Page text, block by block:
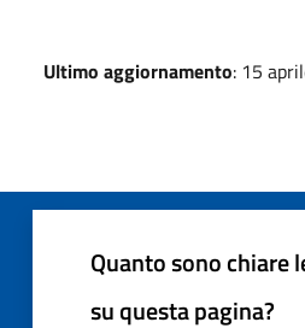
Ultimo aggiornamento: 15
Quanto sono chiare
su questa pagina?